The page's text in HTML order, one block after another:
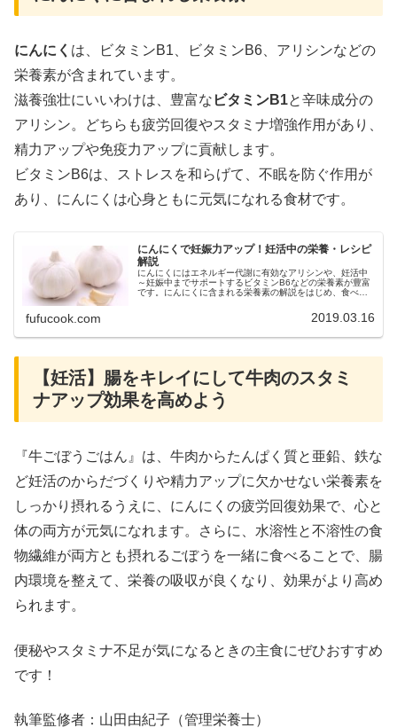
にんにく は、ビタミンB1、ビタミンB6、アリシンなどの
栄養素が含まれています。
滋養強壮にいいわけは、豊富な ビタミンB1と辛味成分の
アリシン。どちらも疲労回復やスタミナ増強作用があり、
精力アップや免疫力アップに貢献します。
ビタミンB6は、ストレスを和らげて、不眠を防ぐ作用が
あり、にんにくは心身ともに元気になれる食材です。
にんにくで妊娠力アップ！妊活中の栄養・レシピ
解説
にんにくにはエネルギー代謝に有効なアリシンや、妊活中
～妊娠中までサポートするビタミンB6などの栄養素が豊富
です。にんにくに含まれる栄養素の解説をはじめ、食べる
どをご紹介しています。ぜひ妊活中の食事の参考にして下
fufucook.com 2019.03.16
【妊活】腸をキレイにして牛肉のスタミ
ナアップ効果を高めよう
『牛ごぼうごはん』は、牛肉からたんぱく質と亜鉛、鉄な
ど妊活のからだづくりや精力アップに欠かせない栄養素を
しっかり摂れるうえに、にんにくの疲労回復効果で、心と
体の両方が元気になれます。さらに、水溶性と不溶性の食
物繊維が両方とも摂れるごぼうを一緒に食べることで、腸
内環境を整えて、栄養の吸収が良くなり、効果がより高め
られます。
便秘やスタミナ不足が気になるときの主食にぜひおすすめ
です！
執筆監修者：山田由紀子（管理栄養士）